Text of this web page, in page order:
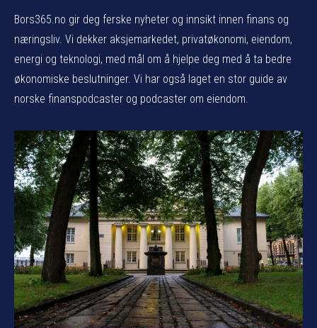
Bors365.no gir deg ferske nyheter og innsikt innen finans og
næringsliv. Vi dekker aksjemarkedet, privatøkonomi, eiendom,
energi og teknologi, med mål om å hjelpe deg med å ta bedre
økonomiske beslutninger. Vi har også laget en stor guide av
norske finanspodcaster og podcaster om eiendom.